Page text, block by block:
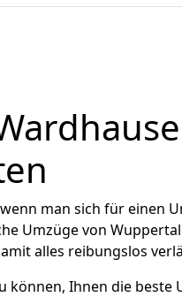
man sich für einen
Umzüge von
alles reibungslos
können, Ihnen die